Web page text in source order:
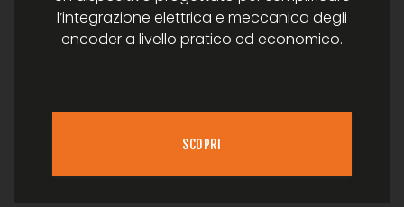
l’integrazione elettrica e meccanica degli
encoder a livello pratico ed economico.
SCOPRI